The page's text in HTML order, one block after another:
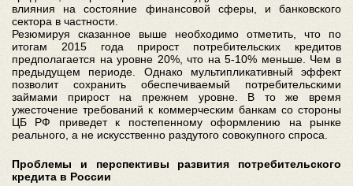
влияния на состояние финансовой сферы, и банковского
сектора в частности.
Резюмируя сказанное выше необходимо отметить, что по
итогам 2015 года прирост потребительских кредитов
предполагается на уровне 20%, что на 5-10% меньше. Чем в
предыдущем периоде. Однако мультипликативный эффект
позволит сохранить обеспечиваемый потребительскими
займами прирост на прежнем уровне. В то же время
ужесточение требований к коммерческим банкам со стороны
ЦБ РФ приведет к постепенному оформлению на рынке
реального, а не искусственно раздутого совокупного спроса.
Проблемы и перспективы развития потребительского
кредита в России